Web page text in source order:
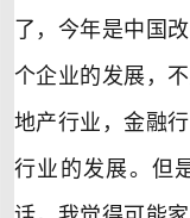
了，今年是中国
个企业的发展，
地产行业，金融
行业的发展。但